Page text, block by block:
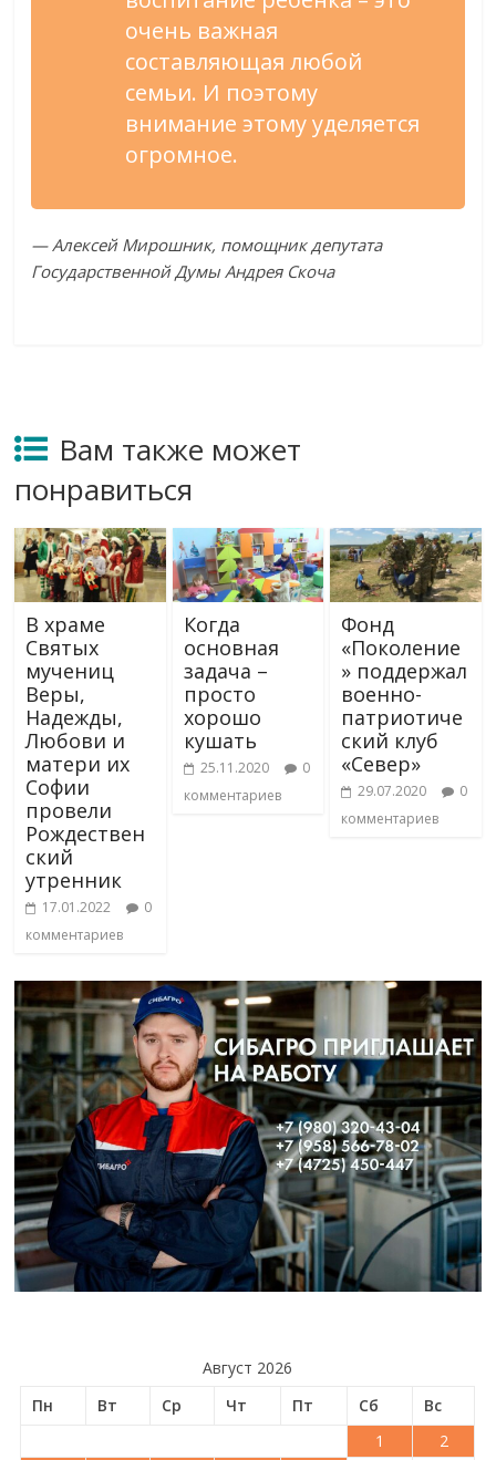
очень важная
составляющая любой
семьи. И поэтому
внимание этому уделяется
огромное.
— Алексей Мирошник, помощник депутата
Государственной Думы Андрея Скоча
Вам также может
понравиться
В храме
Святых
мучениц
Веры,
Надежды,
Любови и
матери их
Софии
провели
Рождествен
ский
утренник
17.01.2022
0
комментариев
Когда
основная
задача –
просто
хорошо
кушать
25.11.2020
0
комментариев
Фонд
«Поколение
» поддержал
военно-
патриотиче
ский клуб
«Север»
29.07.2020
0
комментариев
Август 2026
Пн
Вт Ср Чт Пт Сб
Вс
1
2